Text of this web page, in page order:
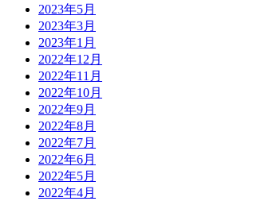
2023年5月
2023年3月
2023年1月
2022年12月
2022年11月
2022年10月
2022年9月
2022年8月
2022年7月
2022年6月
2022年5月
2022年4月